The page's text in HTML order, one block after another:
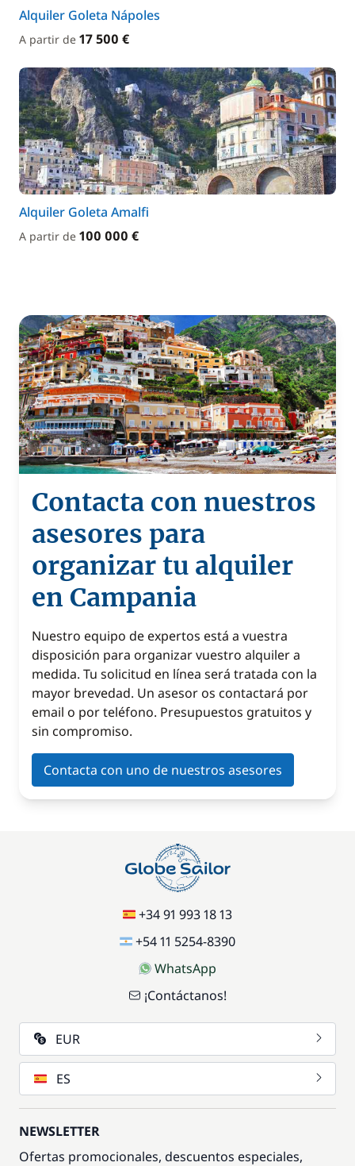
Alquiler Goleta Nápoles
A partir de 17 500 €
Alquiler Goleta Amalfi
A partir de 100 000 €
Contacta con nuestros
asesores para
organizar tu alquiler
en Campania
Nuestro equipo de expertos está a vuestra
disposición para organizar vuestro alquiler a
medida. Tu solicitud en línea será tratada con la
mayor brevedad. Un asesor os contactará por
email o por teléfono. Presupuestos gratuitos y
sin compromiso.
Contacta con uno de nuestros asesores
+34 91 993 18 13
+54 11 5254-8390
WhatsApp
¡Contáctanos!
EUR
ES
NEWSLETTER
Ofertas promocionales, descuentos especiales,